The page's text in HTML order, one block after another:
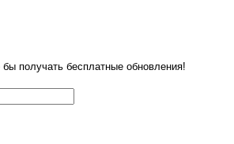
получать бесплатные обновления!